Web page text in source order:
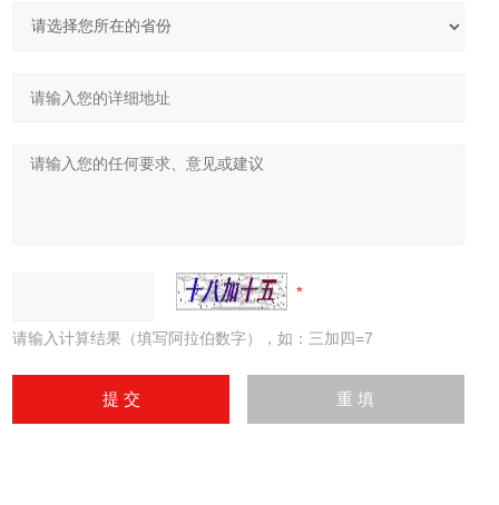
请输入计算结果（填写阿拉伯数字），如：三加四=7